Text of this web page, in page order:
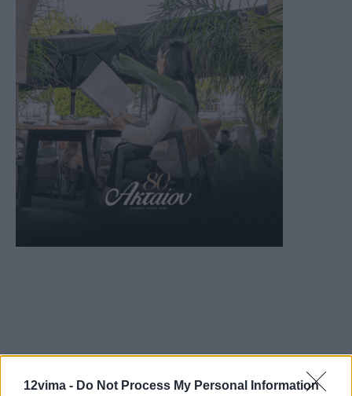
12vima - Do Not Process My Personal Information